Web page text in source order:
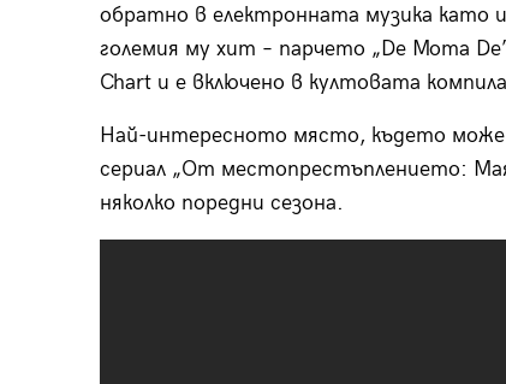
обратно в електронната музика като
големия му хит – парчето „De Moma
Chart и е включено в култовата
Най-интересното място, където може
сериал „От местопрестъплението:
няколко поредни сезона.